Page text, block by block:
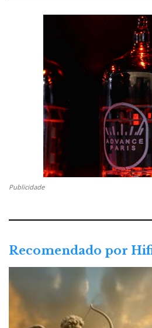
Publicidade
Recomendado por